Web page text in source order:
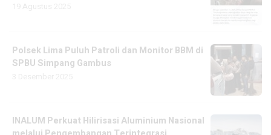
Polsek Lima Puluh Patroli dan Monitor BBM di
SPBU Simpang Gambus
INALUM Perkuat Hilirisasi Aluminium Nasional